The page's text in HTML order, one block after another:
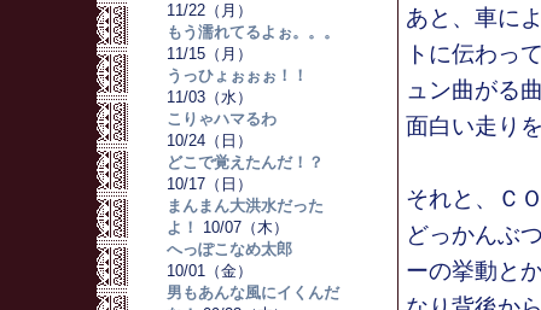
11/22（月）
もう濡れてるよぉ。。。
11/15（月）
うっひょぉぉぉ！！
11/03（水）
こりゃハマるわ
10/24（日）
どこで覚えたんだ！？
10/17（日）
まんまん大洪水だった
よ！
10/07（木）
へっぽこなめ太郎
10/01（金）
男もあんな風にイくんだ
あと、車に
トに伝わっ
ュン曲がる
面白い走り
それと、Ｃ
どっかんぶ
ーの挙動と